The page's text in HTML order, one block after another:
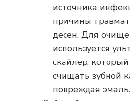
источника
причины
десен. Для
используется
скайлер,
счищать зубной
повреждая эмаль.